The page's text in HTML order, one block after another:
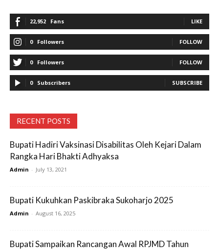
22,952 Fans LIKE
0 Followers FOLLOW
0 Followers FOLLOW
0 Subscribers SUBSCRIBE
RECENT POSTS
Bupati Hadiri Vaksinasi Disabilitas Oleh Kejari Dalam
Rangka Hari Bhakti Adhyaksa
Admin - July 13, 2021
Bupati Kukuhkan Paskibraka Sukoharjo 2025
Admin - August 16, 2025
Bupati Sampaikan Rancangan Awal RPJMD Tahun